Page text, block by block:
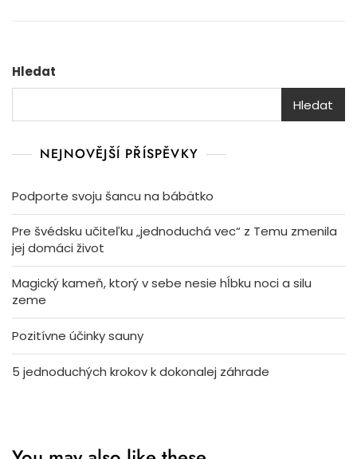
Hledat
Hledat
NEJNOVĚJŠÍ PŘÍSPĚVKY
Podporte svoju šancu na bábätko
Pre švédsku učiteľku „jednoduchá vec“ z Temu zmenila
jej domáci život
Magický kameň, ktorý v sebe nesie hĺbku noci a silu
zeme
Pozitívne účinky sauny
5 jednoduchých krokov k dokonalej záhrade